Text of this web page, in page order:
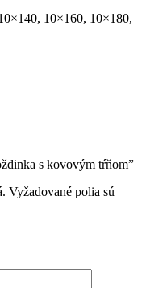
10×160, 10×180,
s kovovým tŕňom”
Vyžadované polia sú